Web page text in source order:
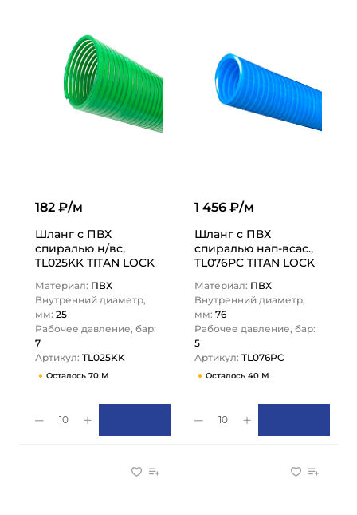
182 ₽/м
Шланг с ПВХ
спиралью н/вс,
TL025KK TITAN LOCK
Материал: ПВХ
Внутренний диаметр,
мм: 25
Рабочее давление, бар:
7
Артикул: TL025KK
Осталось 70 М
10
1 456 ₽/м
Шланг с ПВХ
спиралью нап-всас.,
TL076PC TITAN LOCK
Материал: ПВХ
Внутренний диаметр,
мм: 76
Рабочее давление, бар:
5
Артикул: TL076PC
Осталось 40 М
10